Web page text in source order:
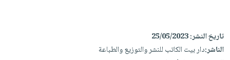
iKitab
على
masmu3
على
جوائز
أجهزة
العناية
المطبخ
والسفرة
تاريخ النشر:25/05/2023
الناشر:دار بيت الكاتب للنشر والتوزيع والطباعة